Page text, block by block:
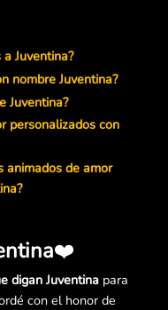
Juventina?
nombre Juventina?
Juventina?
personalizados con
animados de amor
❤️
digan Juventina para
con el honor de